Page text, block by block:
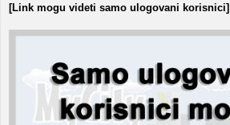
[Link mogu videti samo ulogovani korisnici]